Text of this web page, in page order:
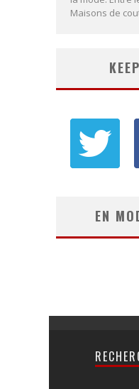
Maisons de
EN